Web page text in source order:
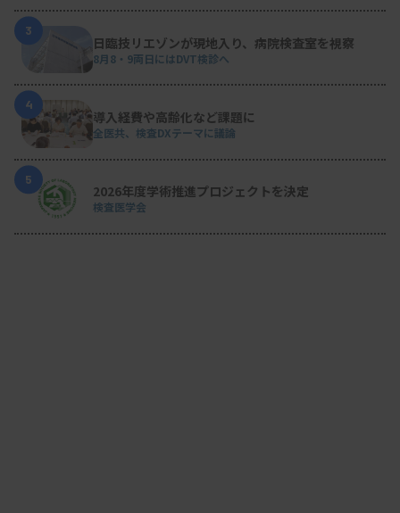
3
日臨技リエゾンが現地入り、病院検査室を視察
8月8・9両日にはDVT検診へ
4
導入経費や高齢化など課題に
全医共、検査DXテーマに議論
5
2026年度学術推進プロジェクトを決定
検査医学会